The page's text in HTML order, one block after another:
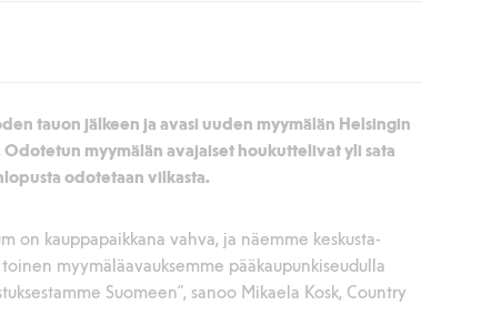
tauon jälkeen ja avasi uuden myymälän Helsingin
myymälän avajaiset houkuttelivat yli sata
odotetaan vilkasta.
on kauppapaikkana vahva, ja näemme keskusta-
myymäläavauksemme pääkaupunkiseudulla
Suomeen”, sanoo Mikaela Kosk, Country